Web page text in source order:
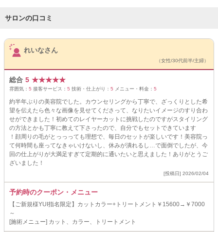
サロンの口コミ
サロンPick Up
れいなさん
（女性/30代前半/主婦）
総合 5 ★★★★★
雰囲気： 5 接客サービス： 5 技術・仕上がり： 5 メニュー・料金： 5
約半年ぶりの美容院でした。カウンセリングから丁寧で、ざっくりとした希
望を伝えたら色々な画像を見せてくださって、なりたいイメージのすり合わ
せができました！初めてのレイヤーカットに挑戦したのですがスタイリング
の方法とかも丁寧に教えて下さったので、自分でもセットできています
！顔周りの毛がとっっっても理想で、毎日のセットが楽しいです！美容院っ
て何時間も座ってなきゃいけないし、休みが潰れるし…で面倒でしたが、今
回の仕上がりが大満足すぎて定期的に通いたいと思えました！ありがとうご
ざいました！
[投稿日] 2026/02/04
予約時のクーポン・メニュー
【ご新規様YUI指名限定】カットカラー+トリートメント￥15600→￥7000
～
[施術メニュー] カット、カラー、トリートメント